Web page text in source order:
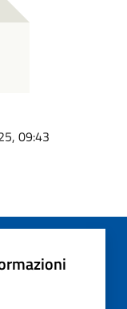
09:43